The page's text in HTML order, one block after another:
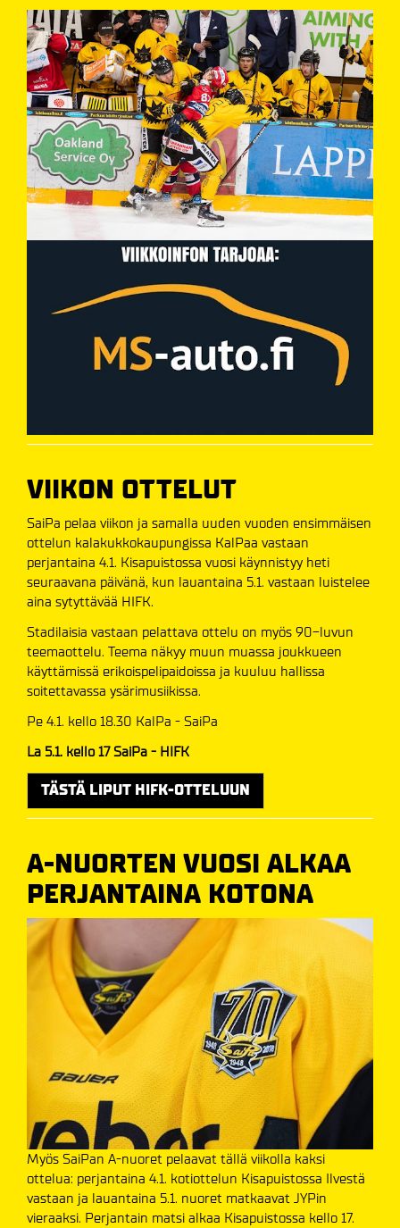
VIIKON OTTELUT
SaiPa pelaa viikon ja samalla uuden vuoden ensimmäisen
ottelun kalakukkokaupungissa KalPaa vastaan
perjantaina 4.1. Kisapuistossa vuosi käynnistyy heti
seuraavana päivänä, kun lauantaina 5.1. vastaan luistelee
aina sytyttävää HIFK.
Stadilaisia vastaan pelattava ottelu on myös 90-luvun
teemaottelu. Teema näkyy muun muassa joukkueen
käyttämissä erikoispelipaidoissa ja kuuluu hallissa
soitettavassa ysärimusiikissa.
Pe 4.1. kello 18.30 KalPa - SaiPa
La 5.1. kello 17 SaiPa - HIFK
TÄSTÄ LIPUT HIFK-OTTELUUN
A-NUORTEN VUOSI ALKAA
PERJANTAINA KOTONA
Myös SaiPan A-nuoret pelaavat tällä viikolla kaksi
ottelua: perjantaina 4.1. kotiottelun Kisapuistossa Ilvestä
vastaan ja lauantaina 5.1. nuoret matkaavat JYPin
vieraaksi. Perjantain matsi alkaa Kisapuistossa kello 17.